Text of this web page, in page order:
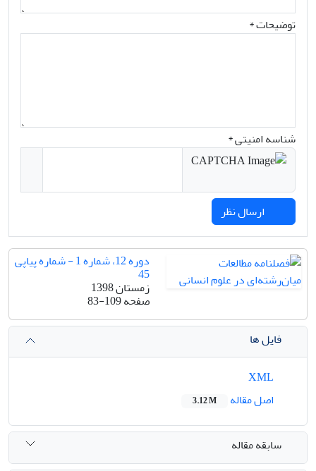
توضیحات *
شناسه امنیتی *
دوره 12، شماره 1 - شماره پیاپی
45
زمستان 1398
صفحه83-109
فایل ها
اصل مقاله
3.12 M
سابقه مقاله